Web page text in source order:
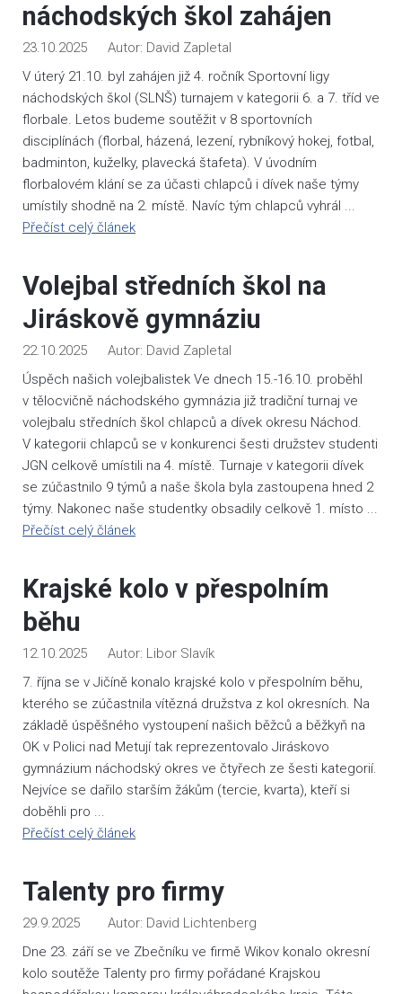
náchodských škol zahájen
23.10.2025
David Zapletal
V úterý 21.10. byl zahájen již 4. ročník Sportovní ligy
náchodských škol (SLNŠ) turnajem v kategorii 6. a 7. tříd ve
florbale. Letos budeme soutěžit v 8 sportovních
disciplínách (florbal, házená, lezení, rybníkový hokej, fotbal,
badminton, kuželky, plavecká štafeta). V úvodním
florbalovém klání se za účasti chlapců i dívek naše týmy
umístily shodně na 2. místě. Navíc tým chlapců vyhrál ...
Přečíst celý článek
Volejbal středních škol na
Jiráskově gymnáziu
22.10.2025
David Zapletal
Úspěch našich volejbalistek Ve dnech 15.-16.10. proběhl
v tělocvičně náchodského gymnázia již tradiční turnaj ve
volejbalu středních škol chlapců a dívek okresu Náchod.
V kategorii chlapců se v konkurenci šesti družstev studenti
JGN celkově umístili na 4. místě. Turnaje v kategorii dívek
se zúčastnilo 9 týmů a naše škola byla zastoupena hned 2
týmy. Nakonec naše studentky obsadily celkově 1. místo ...
Přečíst celý článek
Krajské kolo v přespolním
běhu
12.10.2025
Libor Slavík
7. října se v Jičíně konalo krajské kolo v přespolním běhu,
kterého se zúčastnila vítězná družstva z kol okresních. Na
základě úspěšného vystoupení našich běžců a běžkyň na
OK v Polici nad Metují tak reprezentovalo Jiráskovo
gymnázium náchodský okres ve čtyřech ze šesti kategorií.
Nejvíce se dařilo starším žákům (tercie, kvarta), kteří si
doběhli pro ...
Přečíst celý článek
Talenty pro firmy
29.9.2025
David Lichtenberg
Dne 23. září se ve Zbečníku ve firmě Wikov konalo okresní
kolo soutěže Talenty pro firmy pořádané Krajskou